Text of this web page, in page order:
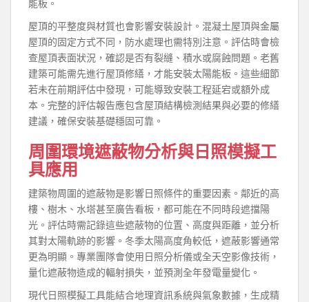
能板。
屋頂的平整度與材質也會影響安裝設計。混凝土屋頂與金屬
屋頂的固定方式不同，防水處理也需特別注意。評估時會檢
查屋頂表面狀況，確認是否有裂縫、積水或腐蝕問題。老舊
建築可能需先進行屋頂修繕，才能安裝太陽能板。這些細節
若未在前期評估中發現，可能導致安裝工程延宕或額外成
本。完整的評估報告應包含屋頂結構檢測結果與必要的修繕
建議，確保安裝基礎穩固可靠。
周圍環境遮蔽物分析與日照模擬工
具應用
建築物周圍的遮蔽物是影響日照條件的重要因素。鄰近的高
樓、樹木、水塔甚至廣告看板，都可能在不同時段遮擋陽
光。評估時需記錄這些遮蔽物的位置、高度與距離，並分析
其對太陽軌跡的影響。冬季太陽高度角較低，遮蔽影響通常
更為明顯。專業團隊會使用日照分析儀或全天空影像技術，
量化遮蔽物造成的輻射損失，並預測全年發電量變化。
現代日照模擬工具能結合地理資訊系統與氣象數據，生成精